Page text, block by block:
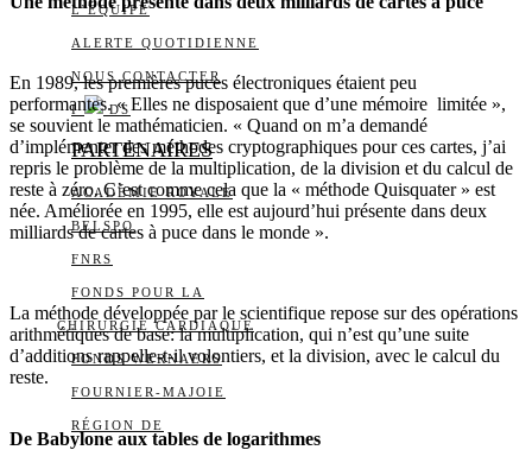
L’ÉQUIPE
ALERTE QUOTIDIENNE
NOUS CONTACTER
I DS
PARTENAIRES
ACADÉMIE ROYALE
BELSPO
FNRS
FONDS POUR LA
CHIRURGIE CARDIAQUE
FONDS WERNAERS
FOURNIER-MAJOIE
RÉGION DE
En 1989, les premières puces électroniques étaient peu
performantes. « Elles ne disposaient que d’une mémoire limitée »,
se souvient le mathématicien. « Quand on m’a demandé
d’implémenter des méthodes cryptographiques pour ces cartes, j’ai
repris le problème de la multiplication, de la division et du calcul de
reste à zéro. C’est comme cela que la « méthode Quisquater » est
née. Améliorée en 1995, elle est aujourd’hui présente dans deux
milliards de cartes à puce dans le monde ».
La méthode développée par le scientifique repose sur des opérations
arithmétiques de base: la multiplication, qui n’est qu’une suite
d’additions rappelle-t-il volontiers, et la division, avec le calcul du
reste.
De Babylone aux tables de logarithmes